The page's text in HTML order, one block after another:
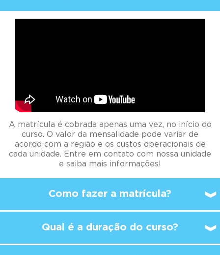
A matrícula é cobrada apenas uma vez, no início do
curso. O valor da mensalidade pode variar de
acordo com a região e os custos operacionais de
cada unidade. Entre em contato com nossa unidade
e saiba mais informações!
Como fazer a matrícula?
Qual é a duração do curso?